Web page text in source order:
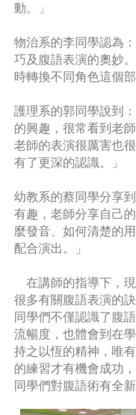
動。」
物治系的李同學認為
巧及腹語表演的奧妙
時轉換不同角色這個
護理系的郭同學說到
的興趣，很常看到老
老師的表演很厲害也
有了更深的認識。」
幼教系的蔡同學分享
有趣，老師分享自己
麼發音、如何清楚的
配合演出。」
在講師的指導下，現
很多有關腹語表演的
同學們不僅認識了腹
流暢度，也體會到在
持之以恆的精神，唯
的練習才有機會成功
同學們對腹語術有全新